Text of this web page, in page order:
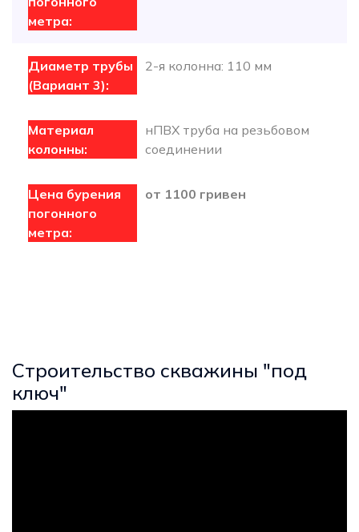
2-я колонна: 110 мм
нПВХ труба на резьбовом
соединении
от 1100 гривен
Строительство скважины "под
ключ"